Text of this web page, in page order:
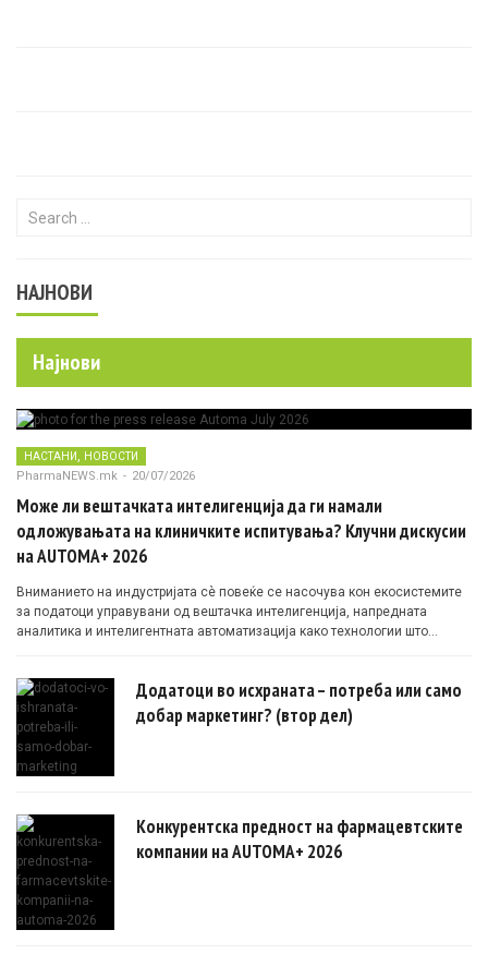
Search for:
НАЈНОВИ
Најнови
НАСТАНИ, НОВОСТИ
PharmaNEWS.mk - 20/07/2026
Може ли вештачката интелигенција да ги намали
одложувањата на клиничките испитувања? Клучни дискусии
на AUTOMA+ 2026
Вниманието на индустријата сè повеќе се насочува кон екосистемите
за податоци управувани од вештачка интелигенција, напредната
аналитика и интелигентната автоматизација како технологии што
Додатоци во исхраната – потреба или само
добар маркетинг? (втор дел)
Конкурентска предност на фармацевтските
компании на AUTOMA+ 2026